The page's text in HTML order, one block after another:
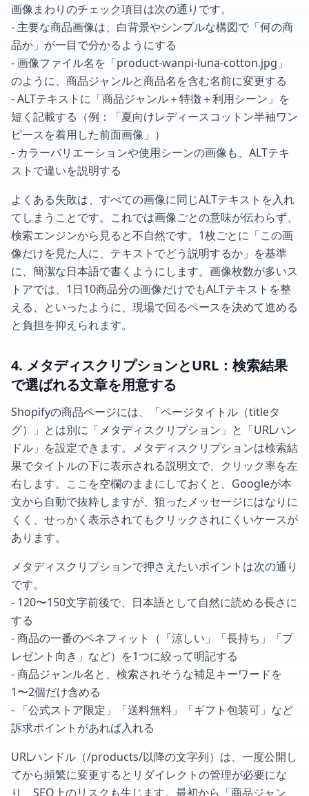
画像まわりのチェック項目は次の通りです。
- 主要な商品画像は、白背景やシンプルな構図で「何の商
品か」が一目で分かるようにする
- 画像ファイル名を「product-wanpi-luna-cotton.jpg」
のように、商品ジャンルと商品名を含む名前に変更する
- ALTテキストに「商品ジャンル＋特徴＋利用シーン」を
短く記載する（例：「夏向けレディースコットン半袖ワン
ピースを着用した前面画像」）
- カラーバリエーションや使用シーンの画像も、ALTテキ
ストで違いを説明する
よくある失敗は、すべての画像に同じALTテキストを入れ
てしまうことです。これでは画像ごとの意味が伝わらず、
検索エンジンから見ると不自然です。1枚ごとに「この画
像だけを見た人に、テキストでどう説明するか」を基準
に、簡潔な日本語で書くようにします。画像枚数が多いス
トアでは、1日10商品分の画像だけでもALTテキストを整
える、といったように、現場で回るペースを決めて進める
と負担を抑えられます。
4. メタディスクリプションとURL：検索結果
で選ばれる文章を用意する
Shopifyの商品ページには、「ページタイトル（titleタ
グ）」とは別に「メタディスクリプション」と「URLハン
ドル」を設定できます。メタディスクリプションは検索結
果でタイトルの下に表示される説明文で、クリック率を左
右します。ここを空欄のままにしておくと、Googleが本
文から自動で抜粋しますが、狙ったメッセージにはなりに
くく、せっかく表示されてもクリックされにくいケースが
あります。
メタディスクリプションで押さえたいポイントは次の通り
です。
- 120〜150文字前後で、日本語として自然に読める長さに
する
- 商品の一番のベネフィット（「涼しい」「長持ち」「プ
レゼント向き」など）を1つに絞って明記する
- 商品ジャンル名と、検索されそうな補足キーワードを
1〜2個だけ含める
- 「公式ストア限定」「送料無料」「ギフト包装可」など
訴求ポイントがあれば入れる
URLハンドル（/products/以降の文字列）は、一度公開し
てから頻繁に変更するとリダイレクトの管理が必要にな
り、SEO上のリスクも生じます。最初から「商品ジャン